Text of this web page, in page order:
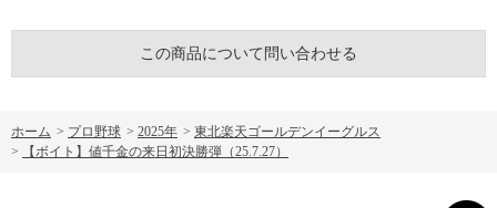
この商品について問い合わせる
ホーム > プロ野球 > 2025年 > 東北楽天ゴールデンイーグルス
>
【ボイト】値千金の来日初決勝弾（25.7.27）